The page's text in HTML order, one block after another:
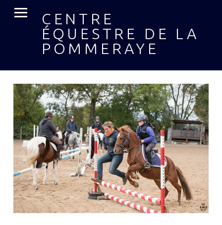
CENTRE
ÉQUESTRE DE LA
POMMERAYE